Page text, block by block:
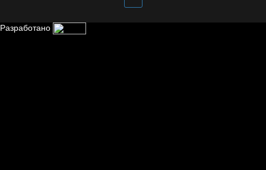
Разработано